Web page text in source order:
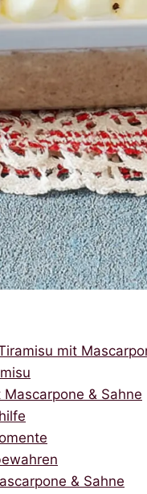
mit
& Sahne
& Sahne